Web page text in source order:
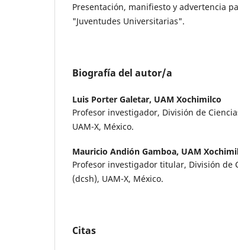
Presentación, manifiesto y advertencia
"Juventudes Universitarias".
Biografía del autor/a
Luis Porter Galetar, UAM Xochimilco
Profesor investigador, División de
UAM-X, México.
Mauricio Andión Gamboa, UAM
Profesor investigador titular, División de
(dcsh), UAM-X, México.
Citas